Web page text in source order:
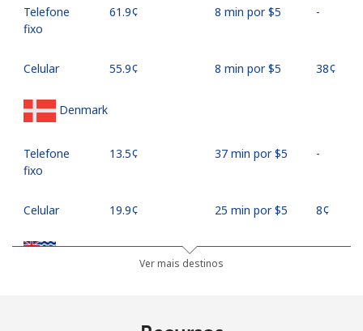
Telefone
fixo
⁦61.9¢⁩ 8 min por ⁦$5⁩ -
Celular ⁦55.9¢⁩ 8 min por ⁦$5⁩ ⁦38¢⁩
Denmark
Telefone
fixo
⁦13.5¢⁩ 37 min por ⁦$5⁩ -
Celular ⁦19.9¢⁩ 25 min por ⁦$5⁩ ⁦8¢⁩
Diego Garcia
Ver mais destinos